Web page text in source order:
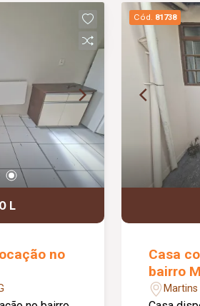
mais
toda a
funcional.
rooftop
de lazer,
para
qualidade
L
no
Cód. 81738
Casa
bairro